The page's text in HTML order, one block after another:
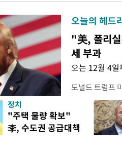
오늘의 헤드
"美, 폴리
세 부과
오는 12월 4일
도널드 트럼프
콘 산업과 공
대통령은 6일(
품 수입에 최저
15%의 종가
정치
"주택 물량 확보"
李, 수도권 공급대책